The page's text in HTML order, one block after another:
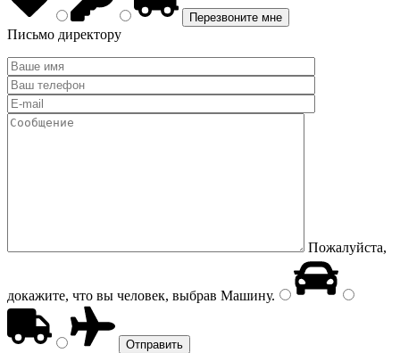
Письмо директору
Пожалуйста,
докажите, что вы человек, выбрав Машину.